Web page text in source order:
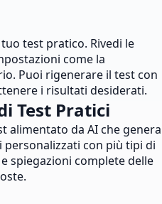
test pratico. Rivedi le
come la
Puoi rigenerare il test con
i risultati desiderati.
Test Pratici
alimentato da AI che genera
con più tipi di
spiegazioni complete delle